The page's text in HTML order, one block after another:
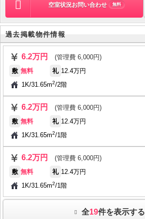
空室状況お問い合わせ 無料
過去掲載物件情報
6.2万円
(管理費 6,000円)
敷 無料 礼 12.4万円
1K/31.65m2/2階
6.2万円
(管理費 6,000円)
敷 無料 礼 12.4万円
1K/31.65m2/1階
6.2万円
(管理費 6,000円)
敷 無料 礼 12.4万円
1K/31.65m2/1階
全19件を表示する